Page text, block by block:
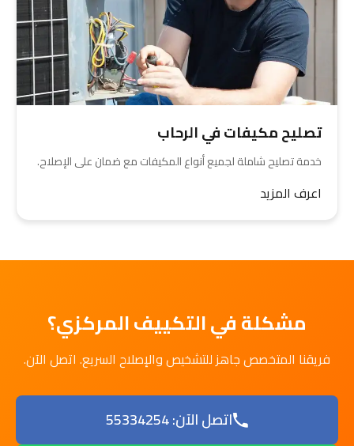
تصليح مكيفات في الرحاب
خدمة تصليح شاملة لجميع أنواع المكيفات مع ضمان على الإصلاح.
اعرف المزيد
مشكلة في التكييف المركزي؟
فريقنا المتخصص جاهز للتشخيص والإصلاح السريع. اتصل الآن.
اتصل الآن: 55334254